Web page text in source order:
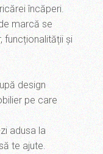
încăperi.
marcă se
funcționalității și
design
pe care
adusa la
te ajute.